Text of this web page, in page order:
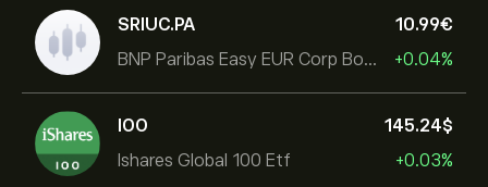
SRIUC.PA
BNP Paribas Easy EUR Corp Bond SRI Fossil Free Ult
10.99‎€‎
+0.04%
IOO
Ishares Global 100 Etf
145.24‎$‎
+0.03%